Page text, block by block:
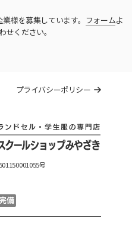
様を募集しています。 フォームよ
せください。
プライバシーポリシー
号
備